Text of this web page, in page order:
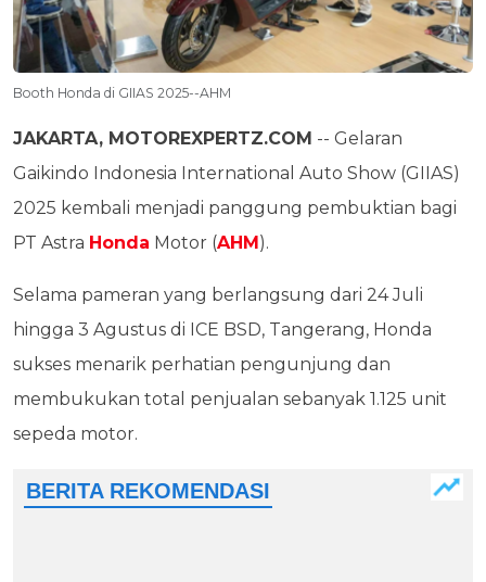
Booth Honda di GIIAS 2025--AHM
JAKARTA, MOTOREXPERTZ.COM -- Gelaran
Gaikindo Indonesia International Auto Show (GIIAS)
2025 kembali menjadi panggung pembuktian bagi
PT Astra Honda Motor (AHM).
Selama pameran yang berlangsung dari 24 Juli
hingga 3 Agustus di ICE BSD, Tangerang, Honda
sukses menarik perhatian pengunjung dan
membukukan total penjualan sebanyak 1.125 unit
sepeda motor.